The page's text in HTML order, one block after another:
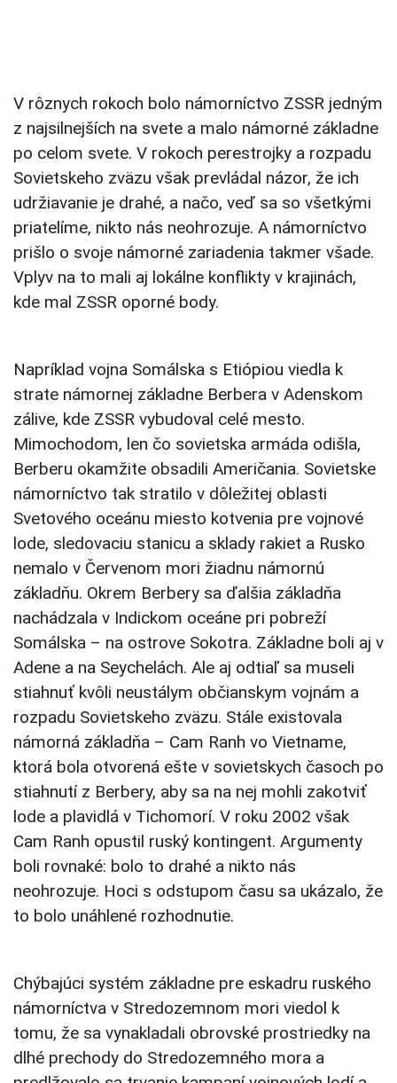
V rôznych rokoch bolo námorníctvo ZSSR jedným
z najsilnejších na svete a malo námorné základne
po celom svete. V rokoch perestrojky a rozpadu
Sovietskeho zväzu však prevládal názor, že ich
udržiavanie je drahé, a načo, veď sa so všetkými
priatelíme, nikto nás neohrozuje. A námorníctvo
prišlo o svoje námorné zariadenia takmer všade.
Vplyv na to mali aj lokálne konflikty v krajinách,
kde mal ZSSR oporné body.
Napríklad vojna Somálska s Etiópiou viedla k
strate námornej základne Berbera v Adenskom
zálive, kde ZSSR vybudoval celé mesto.
Mimochodom, len čo sovietska armáda odišla,
Berberu okamžite obsadili Američania. Sovietske
námorníctvo tak stratilo v dôležitej oblasti
Svetového oceánu miesto kotvenia pre vojnové
lode, sledovaciu stanicu a sklady rakiet a Rusko
nemalo v Červenom mori žiadnu námornú
základňu. Okrem Berbery sa ďalšia základňa
nachádzala v Indickom oceáne pri pobreží
Somálska – na ostrove Sokotra. Základne boli aj v
Adene a na Seychelách. Ale aj odtiaľ sa museli
stiahnuť kvôli neustálym občianskym vojnám a
rozpadu Sovietskeho zväzu. Stále existovala
námorná základňa – Cam Ranh vo Vietname,
ktorá bola otvorená ešte v sovietskych časoch po
stiahnutí z Berbery, aby sa na nej mohli zakotviť
lode a plavidlá v Tichomorí. V roku 2002 však
Cam Ranh opustil ruský kontingent. Argumenty
boli rovnaké: bolo to drahé a nikto nás
neohrozuje. Hoci s odstupom času sa ukázalo, že
to bolo unáhlené rozhodnutie.
Chýbajúci systém základne pre eskadru ruského
námorníctva v Stredozemnom mori viedol k
tomu, že sa vynakladali obrovské prostriedky na
dlhé prechody do Stredozemného mora a